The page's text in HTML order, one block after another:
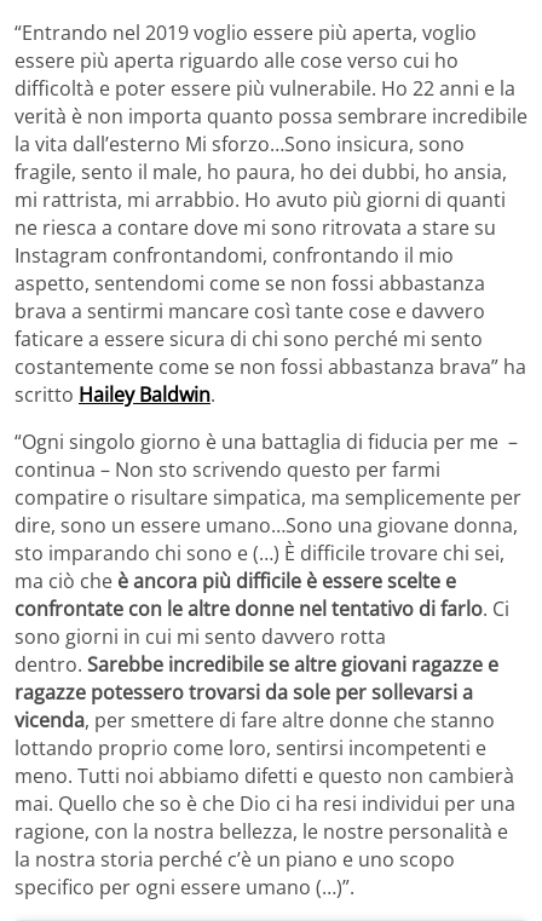
“Entrando nel 2019 voglio essere più aperta, voglio
essere più aperta riguardo alle cose verso cui ho
difficoltà e poter essere più vulnerabile. Ho 22 anni e la
verità è non importa quanto possa sembrare incredibile
la vita dall’esterno Mi sforzo…Sono insicura, sono
fragile, sento il male, ho paura, ho dei dubbi, ho ansia,
mi rattrista, mi arrabbio. Ho avuto più giorni di quanti
ne riesca a contare dove mi sono ritrovata a stare su
Instagram confrontandomi, confrontando il mio
aspetto, sentendomi come se non fossi abbastanza
brava a sentirmi mancare così tante cose e davvero
faticare a essere sicura di chi sono perché mi sento
costantemente come se non fossi abbastanza brava” ha
scritto Hailey Baldwin.
“Ogni singolo giorno è una battaglia di fiducia per me –
continua – Non sto scrivendo questo per farmi
compatire o risultare simpatica, ma semplicemente per
dire, sono un essere umano…Sono una giovane donna,
sto imparando chi sono e (…) È difficile trovare chi sei,
ma ciò che è ancora più difficile è essere scelte e
confrontate con le altre donne nel tentativo di farlo. Ci
sono giorni in cui mi sento davvero rotta
dentro. Sarebbe incredibile se altre giovani ragazze e
ragazze potessero trovarsi da sole per sollevarsi a
vicenda, per smettere di fare altre donne che stanno
lottando proprio come loro, sentirsi incompetenti e
meno. Tutti noi abbiamo difetti e questo non cambierà
mai. Quello che so è che Dio ci ha resi individui per una
ragione, con la nostra bellezza, le nostre personalità e
la nostra storia perché c’è un piano e uno scopo
specifico per ogni essere umano (…)”.